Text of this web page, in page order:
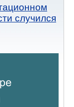
случился